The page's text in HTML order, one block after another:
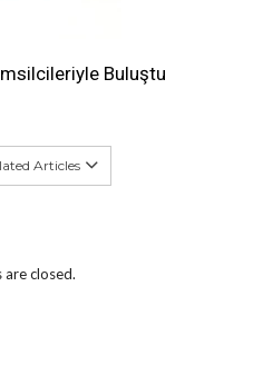
Buluştu
Articles
are closed.